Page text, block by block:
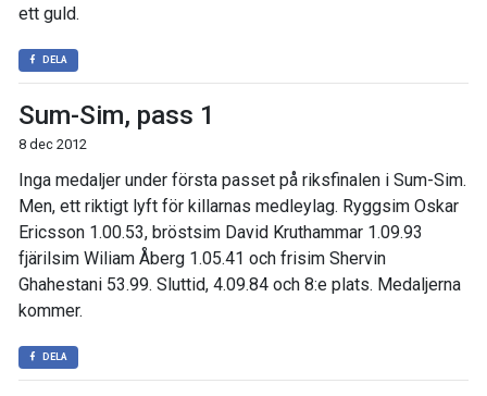
ett guld.
DELA
Sum-Sim, pass 1
8 dec 2012
Inga medaljer under första passet på riksfinalen i Sum-Sim.
Men, ett riktigt lyft för killarnas medleylag. Ryggsim Oskar
Ericsson 1.00.53, bröstsim David Kruthammar 1.09.93
fjärilsim Wiliam Åberg 1.05.41 och frisim Shervin
Ghahestani 53.99. Sluttid, 4.09.84 och 8:e plats. Medaljerna
kommer.
DELA